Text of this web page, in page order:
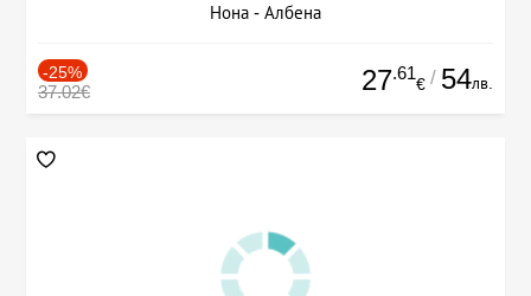
Нона - Албена
-25%
37.02€ 27.61
€ / 54лв.